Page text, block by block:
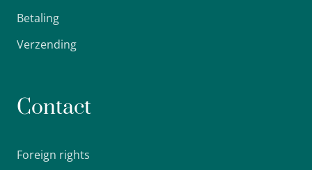
Betaling
Verzending
Contact
Foreign rights